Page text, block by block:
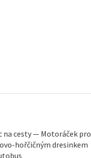
na cesty — Motoráček pro
hořčičným dresinkem